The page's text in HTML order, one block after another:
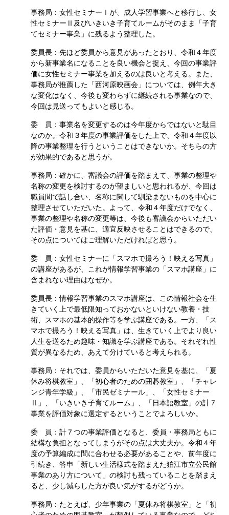
事務局：女性セミナーⅠが、成人学習事業へと移行し、女
性セミナーⅡ及びいきいき子育てルームがそのまま「子育
てセミナー事業」に残るよう整理した。
委員長：先ほど委員から意見があったとおり、令和４年度
から新事業名になることを良い機会と捉え、今回の事業評
価に女性セミナー事業を加えるのは良いと考える。また、
事務局が推薦した「西河原映画会」については、例年大き
な変化はなく、今後も変わらずに継続される事業なので、
今回は見送ってもよいと感じる。
委 員：事業名を変更するのは今年度からではないと駄目
なのか。令和３年度の事業評価をした上で、令和４年度以
降の事業整理を行うということはできないか。そちらの方
が効果的であると思うが。
事務局：確かに、審議会の評価を踏まえて、事業の整理や
名称の変更を検討するのが望ましいと思われるが、今回は
職員間で話し合い、名称に関して馴染まないものを中心に
整理させていただいた。よって、令和４年度だけでなく、
事業の整理や名称の変更等は、今後も審議会からいただい
た評価・意見を基に、適宜反映させることはできるので、
その点についてはご理解いただければと思う。
委 員：女性セミナーに「スマホで撮ろう！映える写真」
の講座があるが、これが情報学習事業の「スマホ講座」に
含まれない理由はなぜか。
委員長：情報学習事業のスマホ講座は、この情報社会を生
きていく上で最低限知っておかないといけない教養・技
術、スマホの基本的操作等を学ぶ講座である。一方、「ス
マホで撮ろう！映える写真」は、生きていく上でより良い
人生を送るため趣味・知識を学ぶ講座である。それぞれ性
質が異なるため、あえて分けていると考えられる。
事務局：それでは、委員からいただいた意見を基に、「夏
休み将棋教室」、「初心者のための囲碁教室」、「チャレ
ンジ青年学級」、「市民ゼミナール」、「女性セミナー
Ⅱ」、「いきいき子育てルーム」、「日本語教室」の計７
事業を評価対象に選定するということでよろしいか。
委 員：計７つの事業評価となると、委員・事務局ともに
結構な負担となってしまうがその点は大丈夫か。令和４年
度の予算編成に間に合わせる必要があることや、前年度に
引続き、答申「新しい生活様式を踏まえた狛江市立公民館
事業のあり方について」の検討も残っていることを踏まえ
ると、少し減らした方が良い気がするがどうか。
事務局：たとえば、少年事業の「夏休み将棋教室」と「初